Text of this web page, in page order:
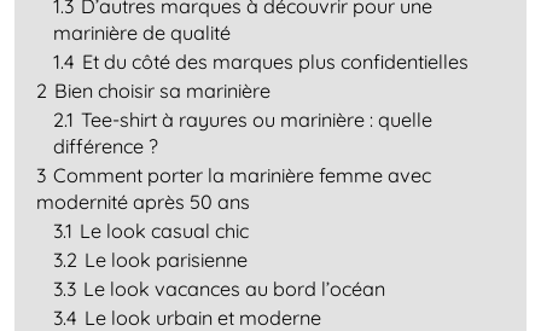
1.3 D’autres marques à découvrir pour une
marinière de qualité
1.4 Et du côté des marques plus confidentielles
2 Bien choisir sa marinière
2.1 Tee-shirt à rayures ou marinière : quelle
différence ?
3 Comment porter la marinière femme avec
modernité après 50 ans
3.1 Le look casual chic
3.2 Le look parisienne
3.3 Le look vacances au bord l’océan
3.4 Le look urbain et moderne